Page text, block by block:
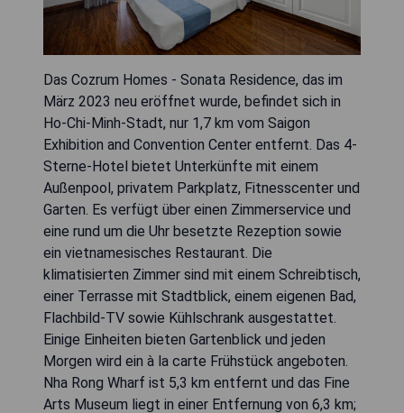
Das Cozrum Homes - Sonata Residence, das im
März 2023 neu eröffnet wurde, befindet sich in
Ho-Chi-Minh-Stadt, nur 1,7 km vom Saigon
Exhibition and Convention Center entfernt. Das 4-
Sterne-Hotel bietet Unterkünfte mit einem
Außenpool, privatem Parkplatz, Fitnesscenter und
Garten. Es verfügt über einen Zimmerservice und
eine rund um die Uhr besetzte Rezeption sowie
ein vietnamesisches Restaurant. Die
klimatisierten Zimmer sind mit einem Schreibtisch,
einer Terrasse mit Stadtblick, einem eigenen Bad,
Flachbild-TV sowie Kühlschrank ausgestattet.
Einige Einheiten bieten Gartenblick und jeden
Morgen wird ein à la carte Frühstück angeboten.
Nha Rong Wharf ist 5,3 km entfernt und das Fine
Arts Museum liegt in einer Entfernung von 6,3 km;